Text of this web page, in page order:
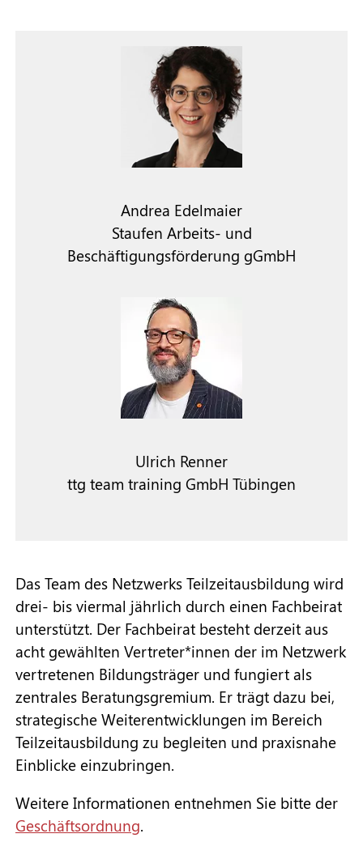
Andrea Edelmaier
Staufen Arbeits- und
Beschäftigungsförderung gGmbH
Ulrich Renner
ttg team training GmbH Tübingen
Das Team des Netzwerks Teilzeitausbildung wird
drei- bis viermal jährlich durch einen Fachbeirat
unterstützt. Der Fachbeirat besteht derzeit aus
acht gewählten Vertreter*innen der im Netzwerk
vertretenen Bildungsträger und fungiert als
zentrales Beratungsgremium. Er trägt dazu bei,
strategische Weiterentwicklungen im Bereich
Teilzeitausbildung zu begleiten und praxisnahe
Einblicke einzubringen.
Weitere Informationen entnehmen Sie bitte der
Geschäftsordnung.